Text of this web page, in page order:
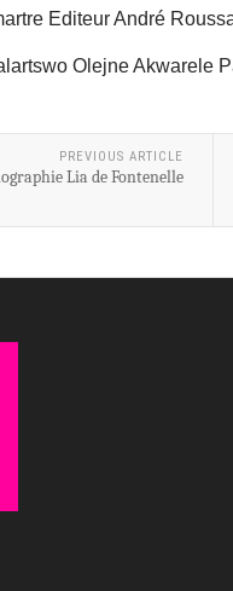
Editeur André
Olejne Akwarele
PREVIOUS ARTICLE
Lia de Fontenelle